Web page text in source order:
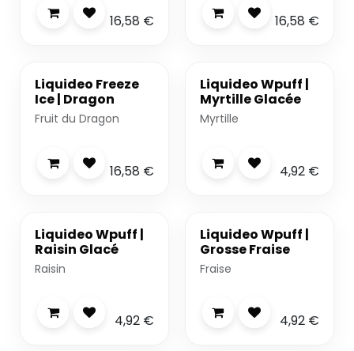
16,58 € 16,58 €
Dispo 24/7
Liquideo Freeze
Ice | Dragon
Fruit du Dragon
16,58 €
-20%
Liquideo Wpuff |
Myrtille Glacée
Myrtille
4,92€
Dispo 24/7
Liquideo Wpuff |
Raisin Glacé
Raisin
4,92€
-20%
Liquideo Wpuff |
Grosse Fraise
Fraise
4,92€